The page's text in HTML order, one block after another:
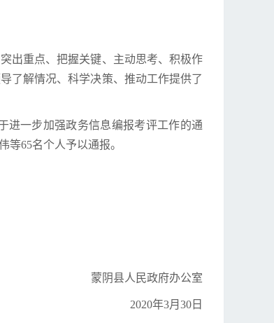
出重点、把握关键、主动思考、积极作
了解情况、科学决策、推动工作提供了
进一步加强政务信息编报考评工作的通
等65名个人予以通报。
蒙阴县人民政府办公室
2020年3月30日